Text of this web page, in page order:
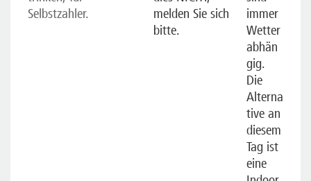
Selbstzahler.
melden Sie sich
bitte.
immer
Wetter
abhän
gig.
Die
Alterna
tive an
diesem
Tag ist
eine